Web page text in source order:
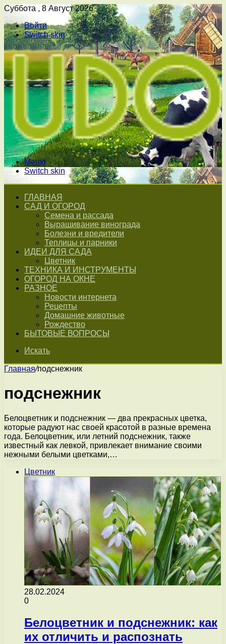
Суббота , 8 Август 2026
Войти
Switch skin
Меню
Switch skin
ГЛАВНАЯ
САД И ОГОРОД
Семена и рассада
Выращивание винограда
Болезни и вредители
Теплицы и парники
ИДЕИ ДЛЯ САДА
Цветник
ТЕХНИКА И ИНСТРУМЕНТЫ
ОГОРОД НА ОКНЕ
РАЗНОЕ
Новости интернета
Рецепты
Домашние животные
Рождество
БЫТОВЫЕ ВОПРОСЫ
Искать
Главная/подснежник
подснежник
Белоцветник и подснежник — два прекрасных цветка,
которые радуют нас своей красотой в разные времена
года. Белоцветник, или летний подснежник, также
известный как левкой, привлекает внимание своими
нежными белыми цветками,…
Цветник
28.02.2024
0
Белоцветник и подснежник: как
их отличить и распознать